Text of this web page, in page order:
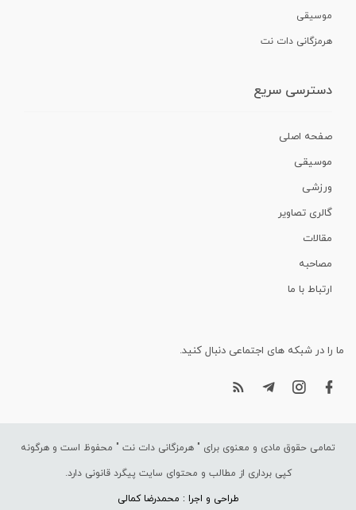
موسیقی
هرمزگانی دات نت
دسترسی سریع
صفحه اصلی
موسیقی
ورزشی
گالری تصاویر
مقالات
مصاحبه
ارتباط با ما
ما را در شبکه های اجتماعی دنبال کنید.
تمامی حقوق مادی و معنوی برای " هرمزگانی دات نت " محفوظ است و هرگونه
کپی برداری از مطالب و محتوای سایت پیگرد قانونی دارد.
طراحی و اجرا : محمدرضا کمالی